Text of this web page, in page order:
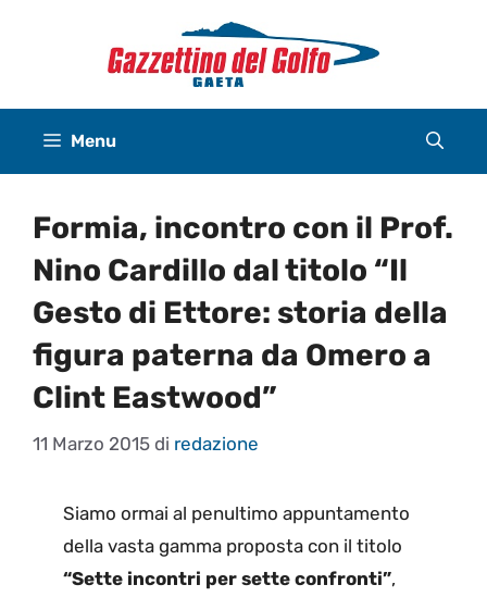
Menu
Formia, incontro con il Prof.
Nino Cardillo dal titolo “Il
Gesto di Ettore: storia della
figura paterna da Omero a
Clint Eastwood”
11 Marzo 2015 di redazione
Siamo ormai al penultimo appuntamento
della vasta gamma proposta con il titolo
“Sette incontri per sette confronti”,